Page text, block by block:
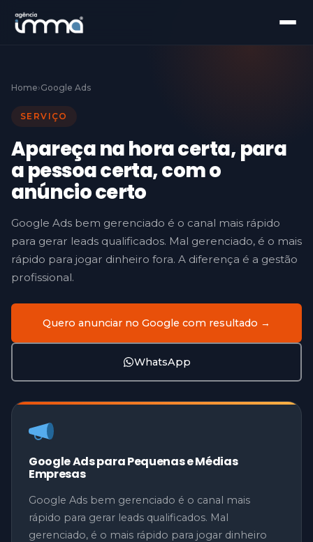
Home›Google Ads
SERVIÇO
Apareça na hora certa, para
a pessoa certa,com o
anúncio certo
Google Ads bem gerenciado é o canal mais rápido
para gerar leads qualificados. Mal gerenciado, é o mais
rápido para jogar dinheiro fora. A diferença é a gestão
profissional.
Quero anunciar no Google com resultado →
WhatsApp
Google Ads para Pequenas e Médias
Empresas
Google Ads bem gerenciado é o canal mais
rápido para gerar leads qualificados. Mal
gerenciado, é o mais rápido para jogar dinheiro